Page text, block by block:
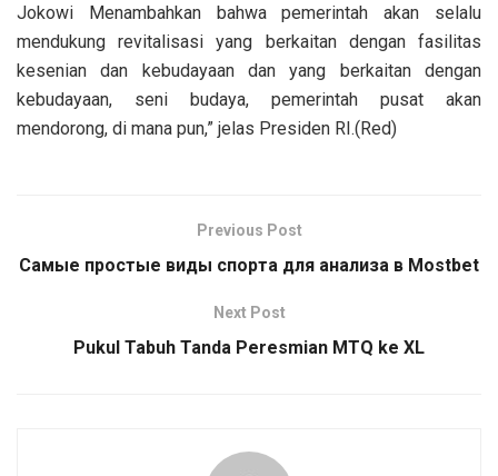
Jokowi Menambahkan bahwa pemerintah akan selalu
mendukung revitalisasi yang berkaitan dengan fasilitas
kesenian dan kebudayaan dan yang berkaitan dengan
kebudayaan, seni budaya, pemerintah pusat akan
mendorong, di mana pun,” jelas Presiden RI.(Red)
Previous Post
Самые простые виды спорта для анализа в Mostbet
Next Post
Pukul Tabuh Tanda Peresmian MTQ ke XL